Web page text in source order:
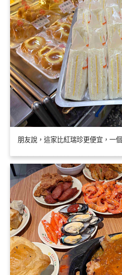
朋友說，這家比紅瑞珍更便宜，一